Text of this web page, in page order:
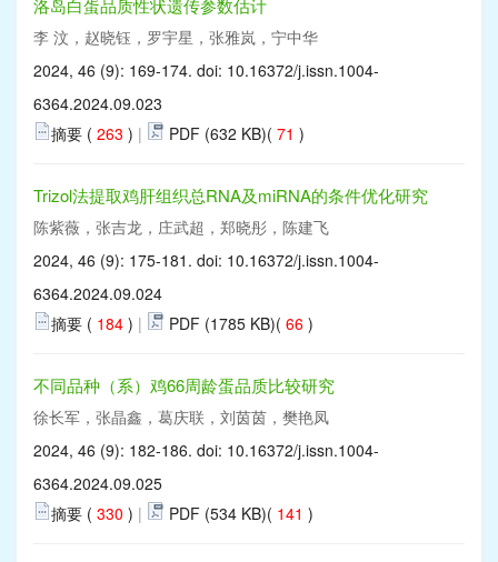
洛岛白蛋品质性状遗传参数估计
李 汶，赵晓钰，罗宇星，张雅岚，宁中华
2024, 46 (9): 169-174. doi: 10.16372/j.issn.1004-
6364.2024.09.023
摘要 ( 263 ) | PDF (632 KB)( 71 )
Trizol法提取鸡肝组织总RNA及miRNA的条件优化研究
陈紫薇，张吉龙，庄武超，郑晓彤，陈建飞
2024, 46 (9): 175-181. doi: 10.16372/j.issn.1004-
6364.2024.09.024
摘要 ( 184 ) | PDF (1785 KB)( 66 )
不同品种（系）鸡66周龄蛋品质比较研究
徐长军，张晶鑫，葛庆联，刘茵茵，樊艳凤
2024, 46 (9): 182-186. doi: 10.16372/j.issn.1004-
6364.2024.09.025
摘要 ( 330 ) | PDF (534 KB)( 141 )